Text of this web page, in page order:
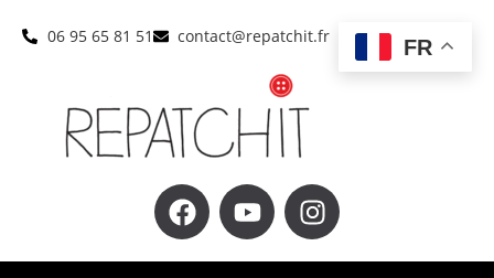
06 95 65 81 51 contact@repatchit.fr FR